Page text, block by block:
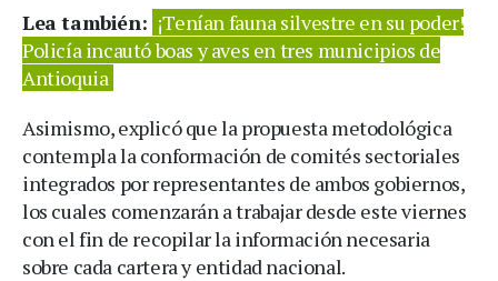
Lea también: ¡Tenían fauna silvestre en su poder!
Policía incautó boas y aves en tres municipios de
Antioquia
Asimismo, explicó que la propuesta metodológica
contempla la conformación de comités sectoriales
integrados por representantes de ambos gobiernos,
los cuales comenzarán a trabajar desde este viernes
con el fin de recopilar la información necesaria
sobre cada cartera y entidad nacional.